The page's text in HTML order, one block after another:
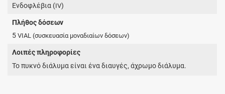
Ενδοφλέβια (IV)
Πλήθος δόσεων
5VIAL (συσκευασία μοναδιαίων δόσεων)
Λοιπές πληροφορίες
Το πυκνό διάλυμα είναι ένα διαυγές, άχρωμο διάλυμα.